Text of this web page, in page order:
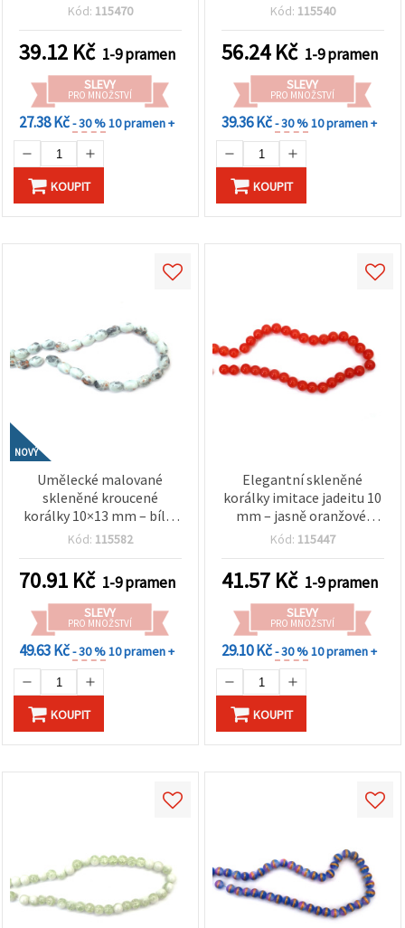
na výrobu šperků, tvoření
Kód: 115470
39.12 Kč 1-9 pramen
SLEVY
PRO MNOŽSTVÍ
27.38 Kč- 30 %10 pramen +
KOUPIT
zeleným nátěrem,
85 ks – ideální na výrobu
přírodní bižuterie a
šperků
Kód: 115540
56.24Kč 1-9 pramen
SLEVY
PRO MNOŽSTVÍ
39.36 Kč- 30 %10 pramen +
KOUPIT
NOVÝ
Umělecké malované
skleněné kroucené
korálky 10×13 mm – bílá,
černá a oranžová, průvlek
ideální na výrobu
moderních šperků a
originální handmade
tvoření
Kód: 115582
70.91 Kč 1-9 pramen
SLEVY
PRO MNOŽSTVÍ
49.63 Kč- 30 %10 pramen +
KOUPIT
Elegantní skleněné
korálky imitace jadeitu 10
mm – jasně oranžové,
průvlek 1 mm, šňůra cca
výrazných šperků a
kreativní tvoření
Kód: 115447
41.57 Kč 1-9 pramen
SLEVY
PRO MNOŽSTVÍ
29.10 Kč- 30 %10 pramen +
KOUPIT